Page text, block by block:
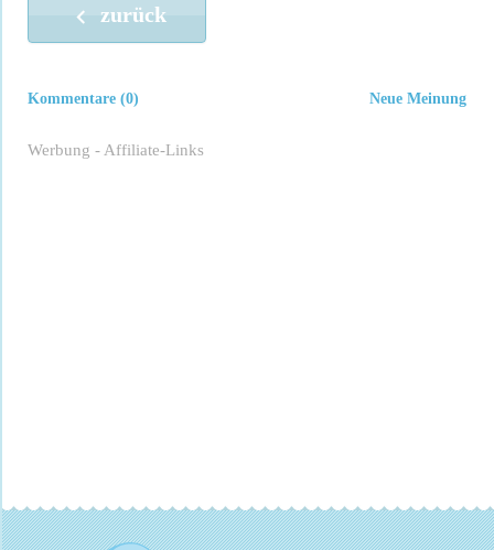
zurück
Neue Meinung
Kommentare (0)
Werbung - Affiliate-Links